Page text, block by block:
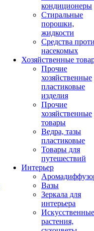
кондиционеры
Стиральные
порошки,
жидкости
Средства
насекомых
Хозяйственные
Прочие
хозяйственные
пластиковые
изделия
Прочие
хозяйственные
товары
Ведра, тазы
пластиковые
Товары для
путешествий
Интерьер
Вазы
Зеркала для
интерьера
Искусственные
растения,